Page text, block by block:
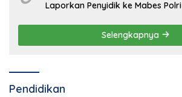
Laporkan Penyidik ke Mabes Polri
Selengkapnya
Pendidikan